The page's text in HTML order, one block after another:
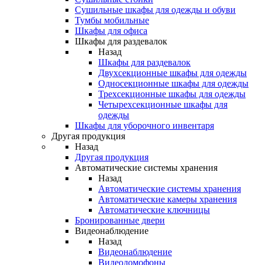
Сушильные шкафы для одежды и обуви
Тумбы мобильные
Шкафы для офиса
Шкафы для раздевалок
Назад
Шкафы для раздевалок
Двухсекционные шкафы для одежды
Односекционные шкафы для одежды
Трехсекционные шкафы для одежды
Четырехсекционные шкафы для
одежды
Шкафы для уборочного инвентаря
Другая продукция
Назад
Другая продукция
Автоматические системы хранения
Назад
Автоматические системы хранения
Автоматические камеры хранения
Автоматические ключницы
Бронированные двери
Видеонаблюдение
Назад
Видеонаблюдение
Видеодомофоны